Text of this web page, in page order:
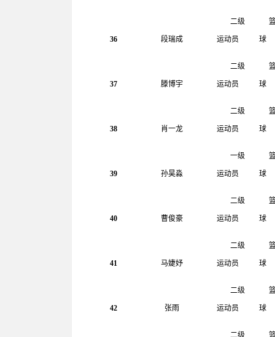
36 段瑞成
二级
运动员 球
37 滕博宇
二级
运动员 球
38 肖一龙
二级
运动员 球
39 孙昊淼
一级
运动员 球
40 曹俊豪
二级
运动员 球
41 马婕妤
二级
运动员 球
42 张雨
二级
运动员 球